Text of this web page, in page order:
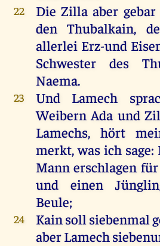
22 DieZilla aber gebar
denThubalkain,
allerlei Erz-und
Schwesterdes
Naema.
23 Und Lamech
Weibern Ada und
Lamechs, hört
merkt, was ich sage:
Mann erschlagen
und einen
Beule;
24 Kainsoll siebenmal
aberLamech